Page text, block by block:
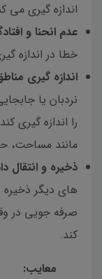
اندازه گیری می
عدم انحنا و
خطا در اندازه
اندازه گیری
نردبان یا
را اندازه گیری
مانند مساحت،
ذخیره و انتقال
های دیگر ذخیره
صرفه جویی در
کند.
معایب: